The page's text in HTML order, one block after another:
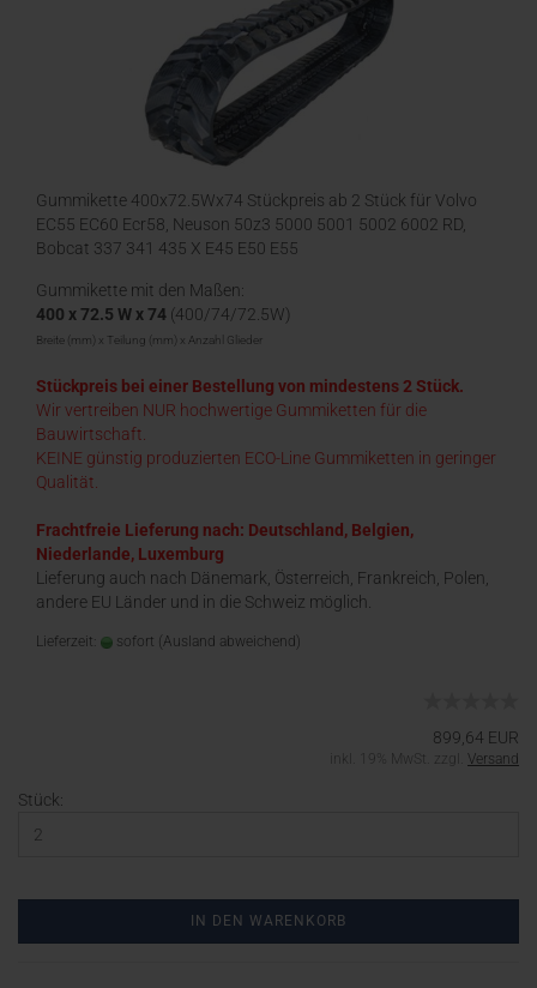
Gummikette 400x72.5Wx74 Stückpreis ab 2 Stück für Volvo
EC55 EC60 Ecr58, Neuson 50z3 5000 5001 5002 6002 RD,
Bobcat 337 341 435 X E45 E50 E55
Gummikette mit den Maßen:
400 x 72.5 W x 74 (400/74/72.5W)
Breite (mm) x Teilung (mm) x Anzahl Glieder
Stückpreis bei einer Bestellung von mindestens 2 Stück.
Wir vertreiben NUR hochwertige Gummiketten für die
Bauwirtschaft.
KEINE günstig produzierten ECO-Line Gummiketten in geringer
Qualität.
Frachtfreie Lieferung nach: Deutschland, Belgien,
Niederlande, Luxemburg
Lieferung auch nach Dänemark, Österreich, Frankreich, Polen,
andere EU Länder und in die Schweiz möglich.
Lieferzeit: sofort (Ausland abweichend)
899,64 EUR
inkl. 19% MwSt. zzgl. Versand
Stück:
IN DEN WARENKORB